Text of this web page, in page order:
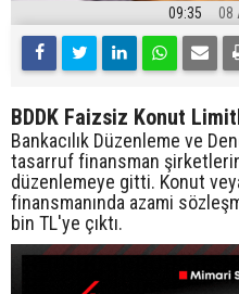
09:35 08
BDDK Faizsiz Konut
Bankacılık Düzenleme ve
tasarruf finansman
düzenlemeye gitti. Konut
finansmanında azami
bin TL'ye çıktı.